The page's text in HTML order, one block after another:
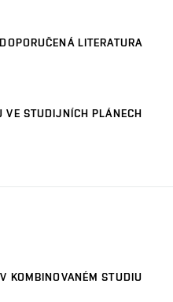
DOPORUČENÁ LITERATURA
VE STUDIJNÍCH PLÁNECH
KOMBINOVANÉM STUDIU